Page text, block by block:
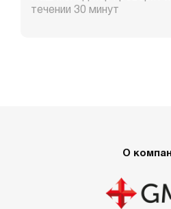
течении 30 минут
О